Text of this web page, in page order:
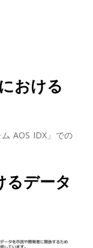
おける
AOS IDX」での
るデータ